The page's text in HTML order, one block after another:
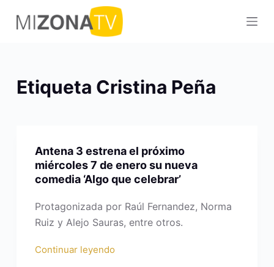
S
a
aEtiqueta Cristina Peña
Antena 3 estrena el próximo
miércoles 7 de enero su nueva
comedia ‘Algo que celebrar’
Protagonizada por Raúl Fernandez, Norma
Ruiz y Alejo Sauras, entre otros.
Continuar leyendo